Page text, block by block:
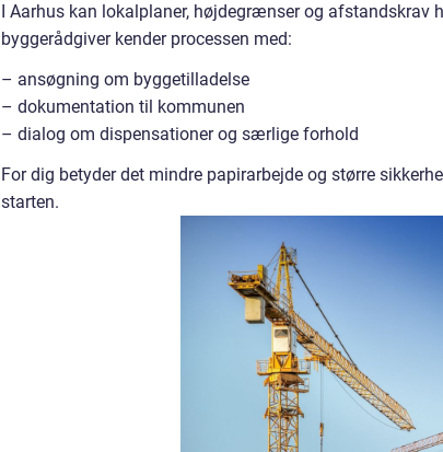
I Aarhus kan lokalplaner, højdegrænser og afstandskrav
byggerådgiver kender processen med:
– ansøgning om byggetilladelse
– dokumentation til kommunen
– dialog om dispensationer og særlige forhold
For dig betyder det mindre papirarbejde og større
starten.